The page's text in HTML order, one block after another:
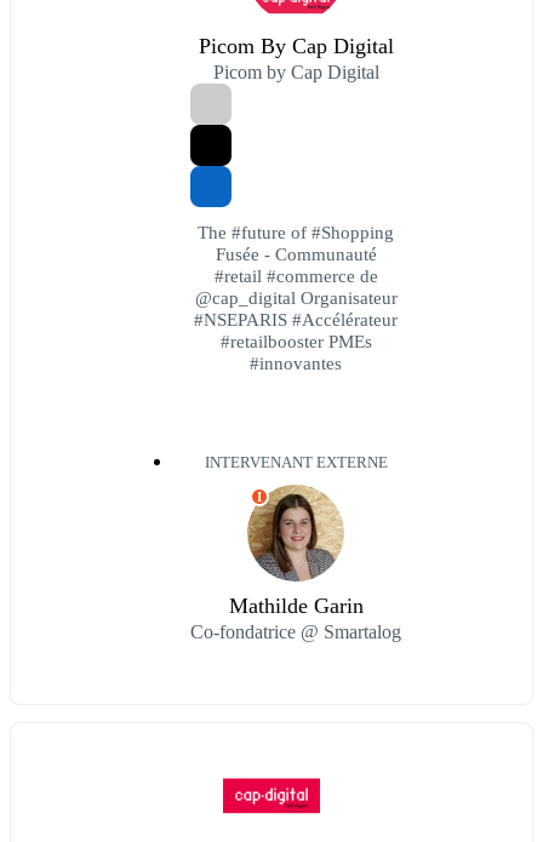
Picom By Cap Digital
Picom by Cap Digital
The #future of #Shopping
Fusée - Communauté
#retail #commerce de
@cap_digital Organisateur
#NSEPARIS #Accélérateur
#retailbooster PMEs
#innovantes
INTERVENANT EXTERNE
I
Mathilde Garin
Co-fondatrice @ Smartalog